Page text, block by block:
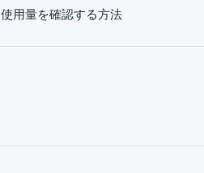
用量を確認する方法